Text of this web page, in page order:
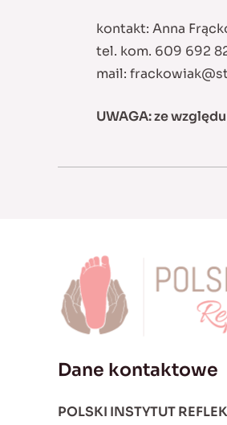
kontakt: Anna
tel. kom. 609 692
mail:
UWAGA: ze
Dane kontaktowe
POLSKI INSTYTUT